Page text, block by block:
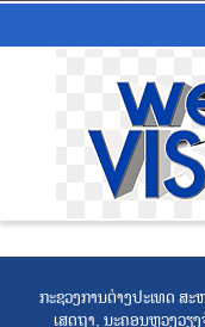
ກະຊວງການຕ່າງປະເທດ ສ
ເສດຖາ, ນະຄອນຫຼວງວຽ